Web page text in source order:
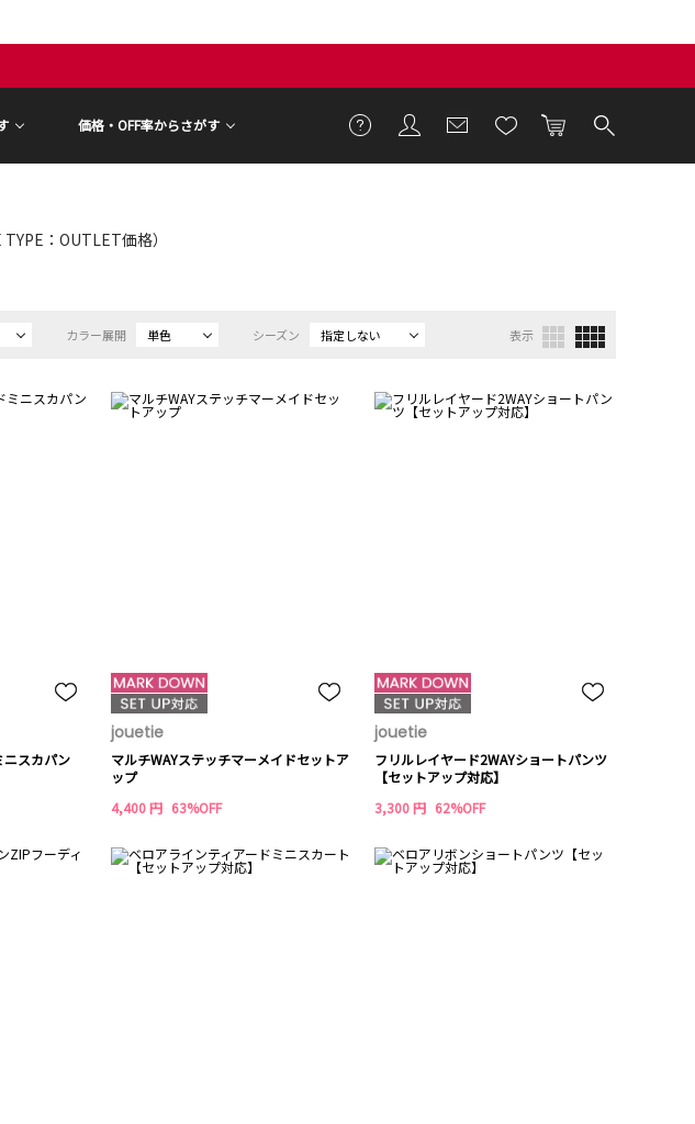
価格・OFF率からさがす
：OUTLET価格）
カラー展開 単色 シーズン 指定しない 表示
ニスカパン
jouetie
マルチWAYステッチマーメイドセットア
ップ
4,400 円 63%OFF
jouetie
フリルレイヤード2WAYショートパンツ
【セットアップ対応】
3,300 円 62%OFF